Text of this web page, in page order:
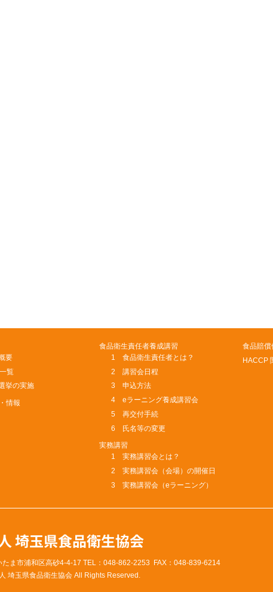
要
覧
挙の実施
情報
食品衛生責任者養成講習
1 食品衛生責任者とは？
2 講習会日程
3 申込方法
4 eラーニング養成講習会
5 再交付手続
6 氏名等の変更
実務講習
1 実務講習会とは？
2 実務講習会（会場）の開催日
3 実務講習会（eラーニング）
食品賠償
HACCP
埼玉県食品衛生協会
ま市浦和区高砂4-4-17 TEL：048-862-2253 FAX：048-839-6214
埼玉県食品衛生協会 All Rights Reserved.